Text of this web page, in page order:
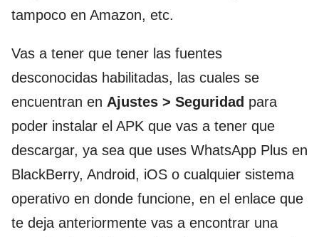
tampoco en Amazon, etc.
Vas a tener que tener las fuentes
desconocidas habilitadas, las cuales se
encuentran en Ajustes > Seguridad para
poder instalar el APK que vas a tener que
descargar, ya sea que uses WhatsApp Plus en
BlackBerry, Android, iOS o cualquier sistema
operativo en donde funcione, en el enlace que
te deja anteriormente vas a encontrar una